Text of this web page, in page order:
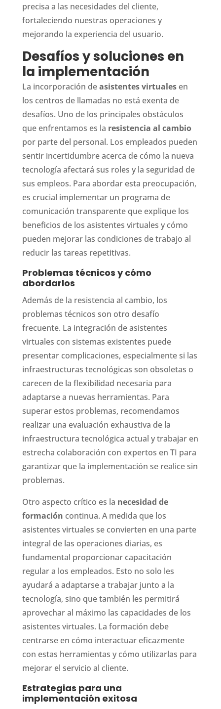
precisa a las necesidades del cliente,
fortaleciendo nuestras operaciones y
mejorando la experiencia del usuario.
Desafíos y soluciones en
la implementación
La incorporación deasistentes virtualesen
los centros de llamadas no está exenta de
desafíos. Uno de los principales obstáculos
que enfrentamos es la resistencia al cambio
por parte del personal. Los empleados pueden
sentir incertidumbre acerca de cómo la nueva
tecnología afectará sus roles y la seguridad de
sus empleos. Para abordar esta preocupación,
es crucial implementar un programa de
comunicación transparente que explique los
beneficios de los asistentes virtuales y cómo
pueden mejorar las condiciones de trabajo al
reducir las tareas repetitivas.
Problemas técnicos y cómo
abordarlos
Además de la resistencia al cambio, los
problemas técnicos son otro desafío
frecuente. La integración de asistentes
virtuales con sistemas existentes puede
presentar complicaciones, especialmente si las
infraestructuras tecnológicas son obsoletas o
carecen de la flexibilidad necesaria para
adaptarse a nuevas herramientas. Para
superar estos problemas, recomendamos
realizar una evaluación exhaustiva de la
infraestructura tecnológica actual y trabajar en
estrecha colaboración con expertos en TI para
garantizar que la implementación se realice sin
problemas.
Otro aspecto crítico es la necesidad de
formación continua. A medida que los
asistentes virtuales se convierten en una parte
integral de las operaciones diarias, es
fundamental proporcionar capacitación
regular a los empleados. Esto no solo les
ayudará a adaptarse a trabajar junto a la
tecnología, sino que también les permitirá
aprovechar al máximo las capacidades de los
asistentes virtuales. La formación debe
centrarse en cómo interactuar eficazmente
con estas herramientas y cómo utilizarlas para
mejorar el servicio al cliente.
Estrategias para una
implementación exitosa